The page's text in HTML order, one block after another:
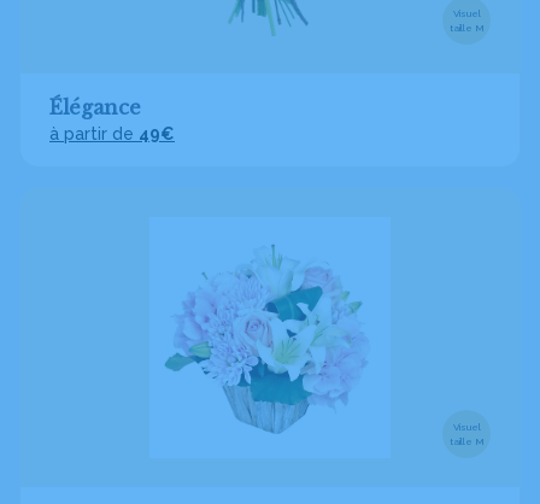
Visuel
taille M
Élégance
à partir de 49€
Visuel
taille M